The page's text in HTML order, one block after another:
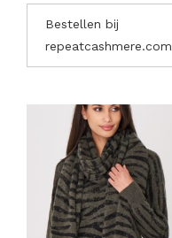
Bestellen bij
repeatcashmere.com